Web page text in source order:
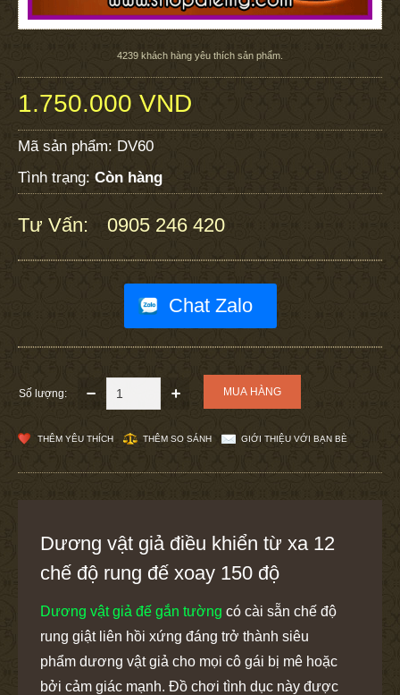
4239 khách hàng yêu thích sản phẩm.
1.750.000 VND
Mã sản phẩm: DV60
Tình trạng: Còn hàng
Tư Vấn: 0905 246 420
Chat Zalo
Số lượng:
THÊM YÊU THÍCH THÊM SO SÁNH GIỚI THIỆU VỚI BẠN BÈ
Dương vật giả điều khiển từ xa 12
chế độ rung đế xoay 150 độ
Dương vật giả đế gắn tường có cài sẵn chế độ
rung giật liên hồi xứng đáng trở thành siêu
phẩm dương vật giả cho mọi cô gái bị mê hoặc
bởi cảm giác mạnh. Đồ chơi tình dục này được